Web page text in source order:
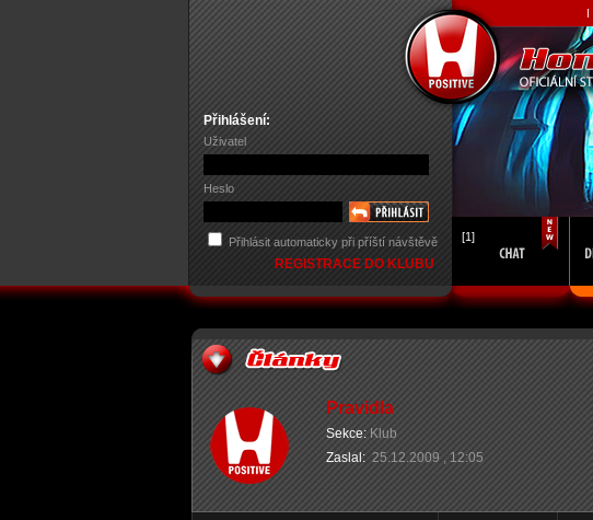
Přihlášení:
Uživatel
Heslo
Přihlásit automaticky při příští návštěvě
REGISTRACE DO KLUBU
[1]
Pravidla
Sekce: Klub
Zaslal: 25.12.2009 , 12:05